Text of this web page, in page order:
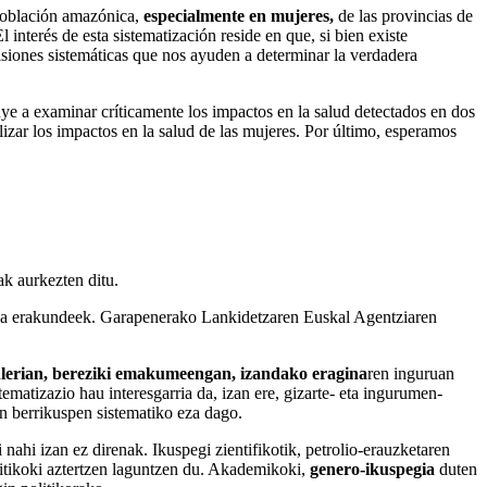
amazónica, especialmente en mujeres, de las provincias de
de esta sistematización reside en que, si bien existe
sistemáticas que nos ayuden a determinar la verdadera
a examinar críticamente los impactos en la salud detectados en dos
los impactos en la salud de las mujeres. Por último, esperamos
aurkezten ditu.
erakundeek. Garapenerako Lankidetzaren Euskal Agentziaren
bereziki emakumeengan, izandako eraginaren inguruan
hau interesgarria da, izan ere, gizarte- eta ingurumen-
berrikuspen sistematiko eza dago.
izan ez direnak. Ikuspegi zientifikotik, petrolio-erauzketaren
aztertzen laguntzen du. Akademikoki, genero-ikuspegia duten